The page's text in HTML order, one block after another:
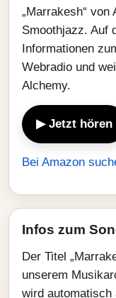
„Marrakesh“
Smoothjazz. Auf
Informationen
Webradio und
Alchemy.
▶ Jetzt hören
Bei Amazon
Infos zum
Der Titel
unserem
wird automatisch